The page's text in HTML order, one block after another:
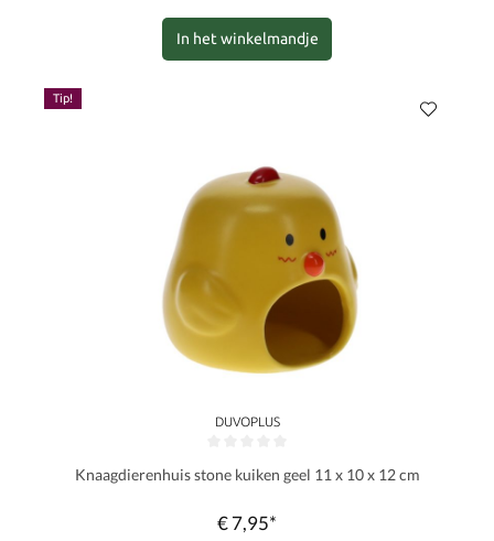
In het winkelmandje
Tip!
DUVOPLUS
Knaagdierenhuis stone kuiken geel 11 x 10 x 12 cm
€ 7,95*